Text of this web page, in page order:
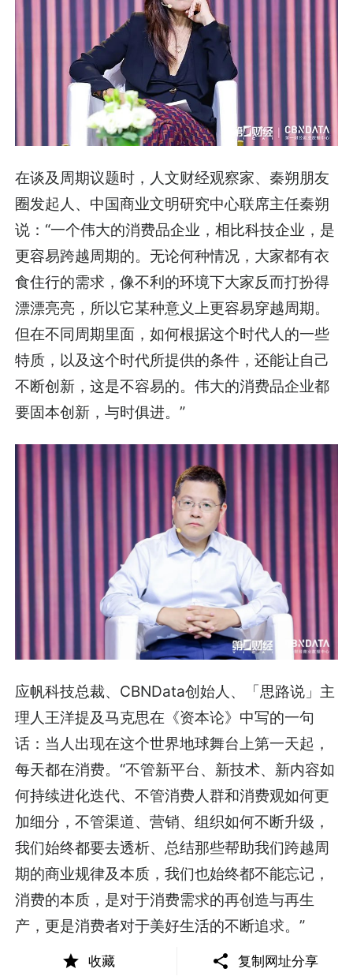
在谈及周期议题时，人文财经观察家、秦朔朋友
圈发起人、中国商业文明研究中心联席主任秦朔
说：“一个伟大的消费品企业，相比科技企业，是
更容易跨越周期的。无论何种情况，大家都有衣
食住行的需求，像不利的环境下大家反而打扮得
漂漂亮亮，所以它某种意义上更容易穿越周期。
但在不同周期里面，如何根据这个时代人的一些
特质，以及这个时代所提供的条件，还能让自己
不断创新，这是不容易的。伟大的消费品企业都
要固本创新，与时俱进。”
应帆科技总裁、CBNData创始人、「思路说」主
理人王洋提及马克思在《资本论》中写的一句
话：当人出现在这个世界地球舞台上第一天起，
每天都在消费。“不管新平台、新技术、新内容如
何持续进化迭代、不管消费人群和消费观如何更
加细分，不管渠道、营销、组织如何不断升级，
我们始终都要去透析、总结那些帮助我们跨越周
期的商业规律及本质，我们也始终都不能忘记，
消费的本质，是对于消费需求的再创造与再生
产，更是消费者对于美好生活的不断追求。”
收藏 复制网址分享